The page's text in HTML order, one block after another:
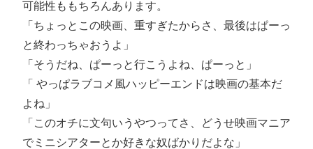
可能性ももちろんあります。
「ちょっとこの映画、重すぎたからさ、最後はぱーっ
と終わっちゃおうよ」
「そうだね、ぱーっと行こうよね、ぱーっと」
「 やっぱラブコメ風ハッピーエンドは映画の基本だ
よね」
「このオチに文句いうやつってさ、どうせ映画マニア
でミニシアターとか好きな奴ばかりだよな」